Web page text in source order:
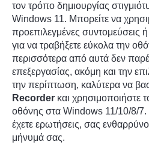
τον τρόπο δημιουργίας
Windows 11. Μπορείτε να
προεπιλεγμένες συντομεύσεις
για να τραβήξετε εύκολα την
περισσότερα από αυτά δεν
επεξεργασίας, ακόμη και την
την περίπτωση, καλύτερα να
Recorder και χρησιμοποιήστε
οθόνης στα Windows 11/10/8/7.
έχετε ερωτήσεις, σας
μήνυμά σας.